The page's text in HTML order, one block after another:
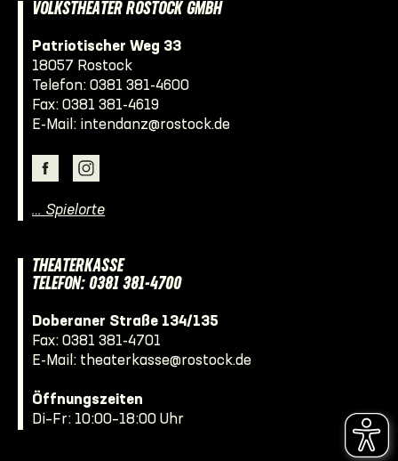
VOLKSTHEATER ROSTOCK GMBH
Patriotischer Weg 33
18057 Rostock
Telefon: 0381 381-4600
Fax: 0381 381-4619
E-Mail: intendanz@rostock.de
… Spielorte
THEATERKASSE
TELEFON: 0381 381-4700
Doberaner Straße 134/135
Fax: 0381 381-4701
E-Mail: theaterkasse@rostock.de
Öffnungszeiten
Di–Fr: 10:00–18:00 Uhr